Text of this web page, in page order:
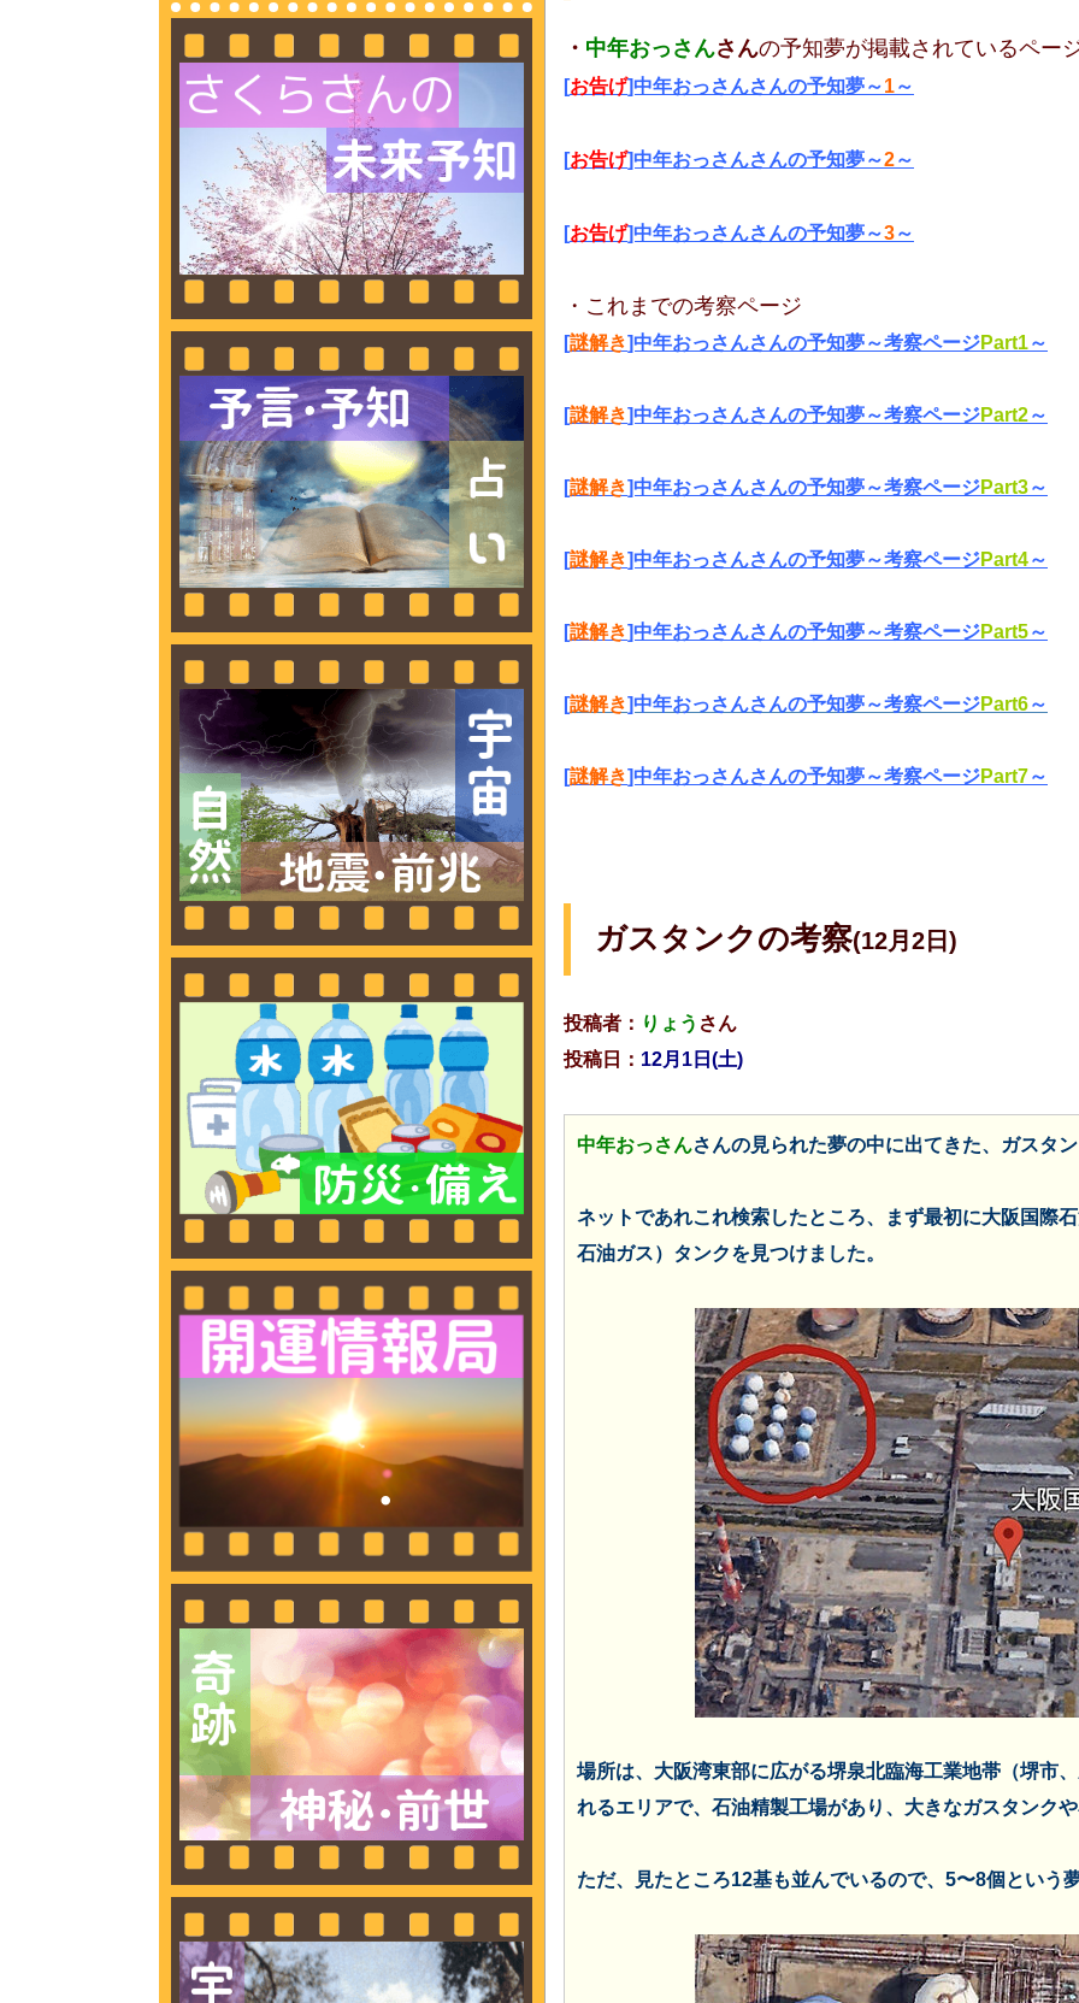
・ 中年おっさんさんの予知夢が掲載されているペー
[お告げ]中年おっさんさんの予知夢～1～
[お告げ]中年おっさんさんの予知夢～2～
[お告げ]中年おっさんさんの予知夢～3～
・これまでの考察ページ
[謎解き]中年おっさんさんの予知夢～考察ページPart1～
[謎解き]中年おっさんさんの予知夢～考察ページPart2～
[謎解き]中年おっさんさんの予知夢～考察ページPart3～
[謎解き]中年おっさんさんの予知夢～考察ページPart4～
[謎解き]中年おっさんさんの予知夢～考察ページPart5～
[謎解き]中年おっさんさんの予知夢～考察ページPart6～
[謎解き]中年おっさんさんの予知夢～考察ページPart7～
ガスタンクの考察(12月2日)
投稿者： りょう さん
投稿日： 12月1日(土)
中年おっさんさんの見られた夢の中に出てきた、ガスタ
ネットであれこれ検索したところ、まず最初に大阪国際
石油ガス）タンクを見つけました。
場所は、大阪湾東部に広がる堺泉北臨海工業地帯（堺市
れるエリアで、石油精製工場があり、大きなガスタンク
ただ、見たところ12基も並んでいるので、5〜8個という